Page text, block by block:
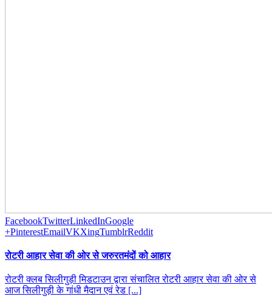
FacebookTwitterLinkedInGoogle
+PinterestEmailVKXingTumblrReddit
रोटरी आहार सेवा की ओर से जरुरतमंदों को आहार
रोटरी क्लब सिलीगुड़ी मिडटाउन द्वारा संचालित रोटरी आहार सेवा की ओर से
आज सिलीगुड़ी के गांधी मैदान एवं रेड [...]